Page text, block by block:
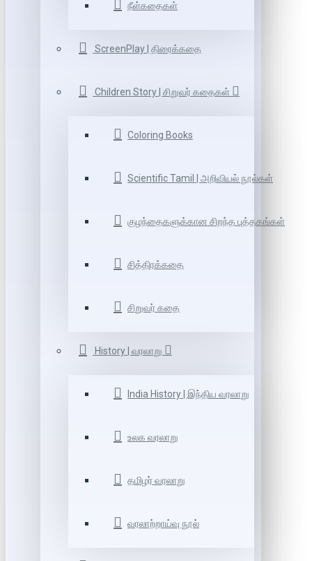
நீள்கதைகள்
ScreenPlay | திரைக்கதை
Children Story | சிறுவர் கதைகள்
Coloring Books
Scientific Tamil | அறிவியல் நூல்கள்
குழந்தைகளுக்கான சிறந்த புத்தகங்கள்
சித்திரக்கதை
சிறுவர் கதை
History | வரலாறு
India History | இந்திய வரலாறு
உலக வரலாறு
தமிழர் வரலாறு
வரலாற்றாய்வு நூல்